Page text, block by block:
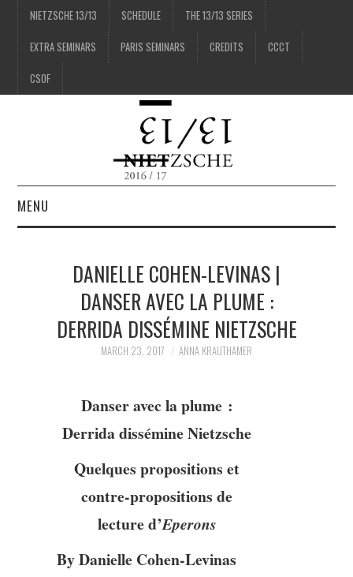
NIETZSCHE 13/13 SCHEDULE THE 13/13 SERIES
EXTRA SEMINARS PARIS SEMINARS CREDITS CCCT
CSOF
MENU
3/13
8/13
DANIELLE COHEN-LEVINAS |
DANSER AVEC LA PLUME :
DERRIDA DISSÉMINE NIETZSCHE
MARCH 23, 2017 ANNA KRAUTHAMER
Danser avec la plume :
Derrida dissémine Nietzsche
Quelques propositions et
contre-propositions de
lecture d’Eperons
By Danielle Cohen-Levinas